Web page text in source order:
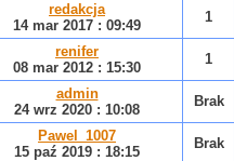
redakcja
14 mar 2017 : 09:49
1
renifer
08 mar 2012 : 15:30
1
admin
24 wrz 2020 : 10:08
Brak
Pawel_1007
15 paź 2019 : 18:15
Brak